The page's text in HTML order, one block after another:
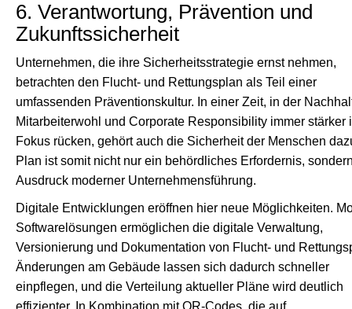
6. Verantwortung, Prävention und
Zukunftssicherheit
Unternehmen, die ihre Sicherheitsstrategie ernst nehmen,
betrachten den Flucht- und Rettungsplan als Teil einer
umfassenden Präventionskultur. In einer Zeit, in der
Mitarbeiterwohl und Corporate Responsibility immer stärker
Fokus rücken, gehört auch die Sicherheit der Menschen
Plan ist somit nicht nur ein behördliches Erfordernis,
Ausdruck moderner Unternehmensführung.
Digitale Entwicklungen eröffnen hier neue Möglichkeiten.
Softwarelösungen ermöglichen die digitale Verwaltung,
Versionierung und Dokumentation von Flucht- und
Änderungen am Gebäude lassen sich dadurch schneller
einpflegen, und die Verteilung aktueller Pläne wird deutlich